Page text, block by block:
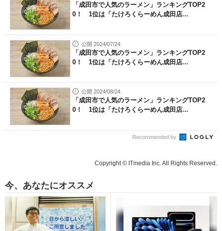
「成田市で人気のラーメン」ランキングTOP2
0！ 1位は「たけろくらーめん成田店...
公開 2024/07/24
「成田市で人気のラーメン」ランキングTOP2
0！ 1位は「たけろくらーめん成田店...
公開 2024/08/24
「成田市で人気のラーメン」ランキングTOP2
0！ 1位は「たけろくらーめん成田店...
Recommended by
Copyright © ITmedia Inc. All Rights Reserved.
今、あなたにオススメ